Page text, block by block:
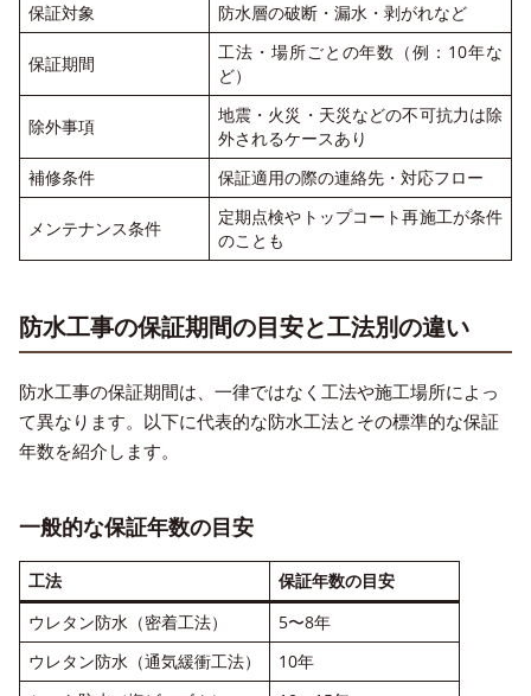
保証対象
防水層の破断・漏水・剥がれなど
保証期間
工法・場所ごとの年数（例：10年な
ど）
除外事項
地震・火災・天災などの不可抗力は除
外されるケースあり
補修条件
保証適用の際の連絡先・対応フロー
メンテナンス条件
定期点検やトップコート再施工が条件
のことも
防水工事の保証期間の目安と工法別の違い
防水工事の保証期間は、一律ではなく工法や施工場所によっ
て異なります。以下に代表的な防水工法とその標準的な保証
年数を紹介します。
一般的な保証年数の目安
工法
保証年数の目安
ウレタン防水（密着工法）
5〜8年
ウレタン防水（通気緩衝工法）
10年